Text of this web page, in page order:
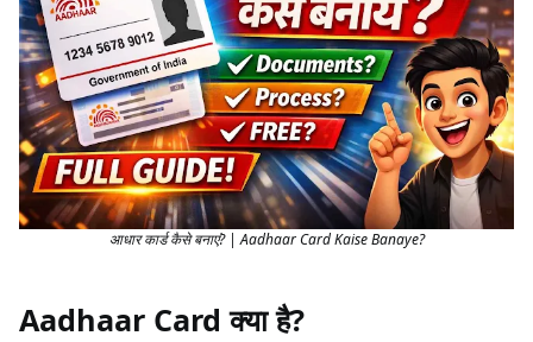
आधार कार्ड कैसे बनाएं? | Aadhaar Card Kaise Banaye?
Aadhaar Card क्या है?